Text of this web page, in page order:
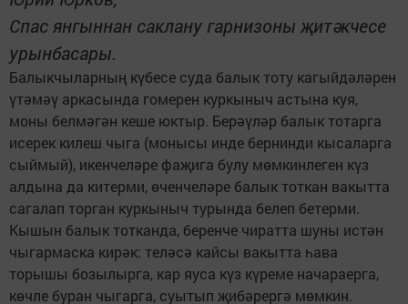
Спас янгыннан саклану гарнизоны җитәкчесе
урынбасары.
Балыкчыларның күбесе суда балык тоту кагыйдәләрен
үтәмәү аркасында гомерен куркыныч астына куя,
моны белмәгән кеше юктыр. Берәүләр балык тотарга
исерек килеш чыга (монысы инде бернинди кысаларга
сыймый), икенчеләре фаҗига булу мөмкинлеген күз
алдына да китерми, өченчеләре балык тоткан вакытта
сагалап торган куркыныч турында белеп бетерми.
Кышын балык тотканда, беренче чиратта шуны истән
чыгармаска кирәк: теләсә кайсы вакытта һава
торышы бозылырга, кар яуса күз күреме начараерга,
көчле буран чыгарга, суытып җибәрергә мөмкин.